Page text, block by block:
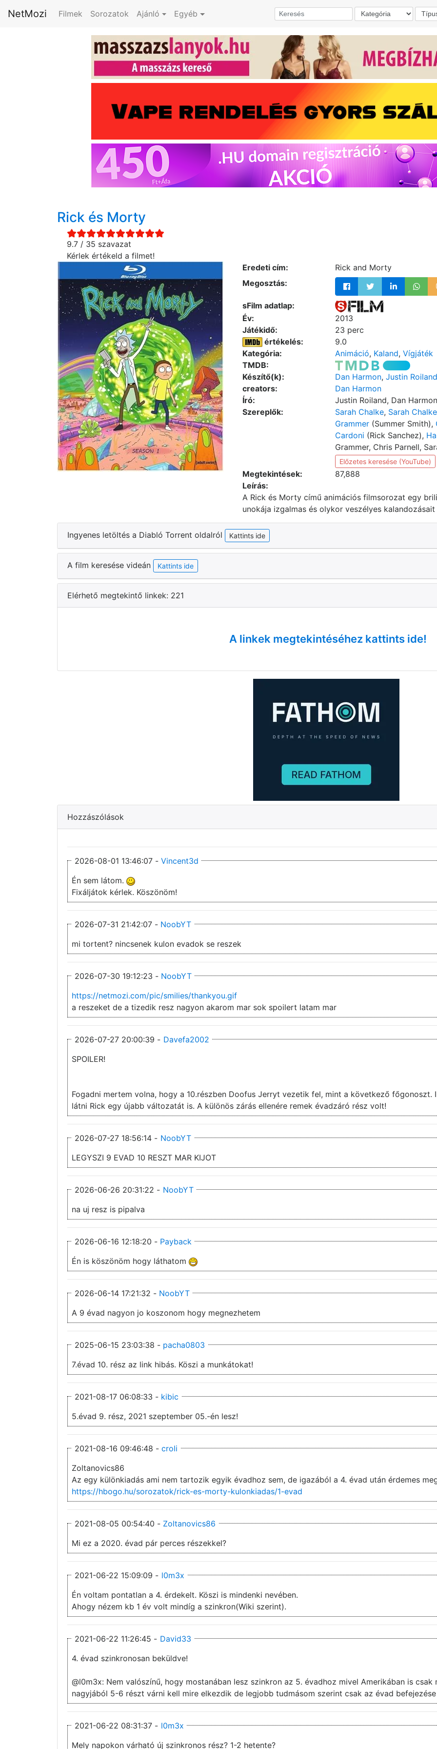
NetMozi Filmek Sorozatok Ajánló Egyéb
Rick és Morty
9.7 / 35 szavazat
Kérlek értékeld a filmet!
Eredeti cím:
Rick and Morty
Megosztás:
sFilm adatlap:
Év:
2013
Játékidő:
23 perc
értékelés:
9.0
Kategória:
Animáció, Kaland, Vígjáték
TMDB:
Készítő(k):
Dan Harmon, Justin Roiland
creators:
Dan Harmon
Író:
Justin Roiland, Dan Harmon
Szereplők:
Sarah Chalke, Sarah Chalke
Grammer (Summer Smith),
Cardoni (Rick Sanchez),
Grammer, Chris Parnell,
Előzetes keresése (YouTube)
Megtekintések:
87,888
Leírás:
A Rick és Morty című animációs filmsorozat egy
unokája izgalmas és olykor veszélyes kalandozásait
Ingyenes letöltés a Diabló Torrent oldalról Kattints ide
A film keresése videán Kattints ide
Elérhető megtekintő linkek: 221
A linkek megtekintéséhez kattints ide!
Hozzászólások
2026-08-01 13:46:07 - Vincent3d
Én sem látom.
Fixáljátok kérlek. Köszönöm!
2026-07-31 21:42:07 - NoobYT
mi tortent? nincsenek kulon evadok se reszek
2026-07-30 19:12:23 - NoobYT
https://netmozi.com/pic/smilies/thankyou.gif
a reszeket de a tizedik resz nagyon akarom mar sok spoilert latam mar
2026-07-27 20:00:39 - Davefa2002
SPOILER!
Fogadni mertem volna, hogy a 10.részben Doofus Jerryt vezetik fel, mint a következő
látni Rick egy újabb változatát is. A különös zárás ellenére remek évadzáró rész volt!
2026-07-27 18:56:14 - NoobYT
LEGYSZI 9 EVAD 10 RESZT MAR KIJOT
2026-06-26 20:31:22 - NoobYT
na uj resz is pipalva
2026-06-16 12:18:20 - Payback
Én is köszönöm hogy láthatom
2026-06-14 17:21:32 - NoobYT
A 9 évad nagyon jo koszonom hogy megnezhetem
2025-06-15 23:03:38 - pacha0803
7.évad 10. rész az link hibás. Köszi a munkátokat!
2021-08-17 06:08:33 - kibic
5.évad 9. rész, 2021 szeptember 05.-én lesz!
2021-08-16 09:46:48 - croli
Zoltanovics86
Az egy különkiadás ami nem tartozik egyik évadhoz sem, de igazából a 4. évad után érdemes
https://hbogo.hu/sorozatok/rick-es-morty-kulonkiadas/1-evad
2021-08-05 00:54:40 - Zoltanovics86
Mi ez a 2020. évad pár perces részekkel?
2021-06-22 15:09:09 - l0m3x
Én voltam pontatlan a 4. érdekelt. Köszi is mindenki nevében.
Ahogy nézem kb 1 év volt mindíg a szinkron(Wiki szerint).
2021-06-22 11:26:45 - David33
4. évad szinkronosan beküldve!
@l0m3x: Nem valószínű, hogy mostanában lesz szinkron az 5. évadhoz mivel Amerikában is
nagyjából 5-6 részt várni kell mire elkezdik de legjobb tudmásom szerint csak az évad
2021-06-22 08:31:37 - l0m3x
Mely napokon várható új szinkronos rész? 1-2 hetente?